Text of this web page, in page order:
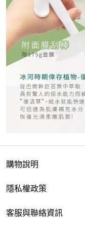
購物說明
隱私權政策
客服與聯絡資訊